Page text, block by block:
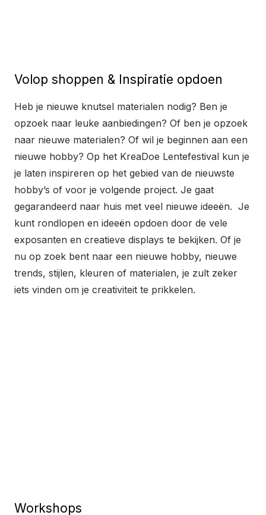
Volop shoppen & Inspiratie opdoen
Heb je nieuwe knutsel materialen nodig? Ben je
opzoek naar leuke aanbiedingen? Of ben je opzoek
naar nieuwe materialen? Of wil je beginnen aan een
nieuwe hobby? Op het KreaDoe Lentefestival kun je
je laten inspireren op het gebied van de nieuwste
hobby’s of voor je volgende project. Je gaat
gegarandeerd naar huis met veel nieuwe ideeën. Je
kunt rondlopen en ideeën opdoen door de vele
exposanten en creatieve displays te bekijken. Of je
nu op zoek bent naar een nieuwe hobby, nieuwe
trends, stijlen, kleuren of materialen, je zult zeker
iets vinden om je creativiteit te prikkelen.
Workshops